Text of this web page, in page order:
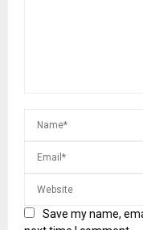
Save my name,